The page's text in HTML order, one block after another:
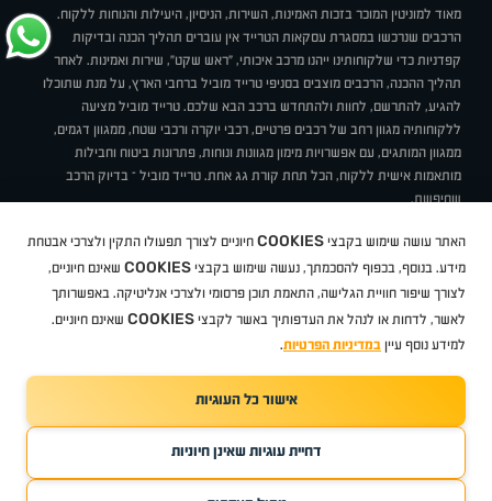
מאוד למוניטין המוכר בזכות האמינות, השירות, הניסיון, היעילות והנוחות ללקוח.
הרכבים שנרכשו במסגרת עסקאות הטרייד אין עוברים תהליך הכנה ובדיקות
קפדניות כדי שלקוחותינו ייהנו מרכב איכותי, "ראש שקט", שירות ואמינות. לאחר
תהליך ההכנה, הרכבים מוצבים בסניפי טרייד מוביל ברחבי הארץ, על מנת שתוכלו
להגיע, להתרשם, לחוות ולהתחדש ברכב הבא שלכם. טרייד מוביל מציעה
ללקוחותיה מגוון רחב של רכבים פרטיים, רכבי יוקרה ורכבי שטח, ממגוון דגמים,
ממגוון המותגים, עם אפשרויות מימון מגוונות ונוחות, פתרונות ביטוח וחבילות
מותאמות אישית ללקוח, הכל תחת קורת גג אחת. טרייד מוביל – בדיוק הרכב
שחיפשת.
תקנוןBUY BACKמבצעיםמגזין טרייד מובילאיך זה עובד? דרושים
ניהול העדפות עוגיות
סיטרואן אופלפיג'וMG
Geelyמזדהבי ווי דיצ'רי טסלהניסאןטויוטהדאצ'יהפולקסווגןטסלה
ב מ וולקסוסאאודיסקודהיונדאירנושברולט
TradeMobile instagram
TradeMobile facebook
כל הזכויות שמורות טרייד מוביל2026
האתר עושה שימוש בקבצי COOKIES חיוניים לצורך תפעולו התקין ולצרכי אבטחת
מידע. בנוסף, בכפוף להסכמתך, נעשה שימוש בקבצי COOKIES שאינם חיוניים,
לצורך שיפור חוויית הגלישה, התאמת תוכן פרסומי ולצרכי אנליטיקה. באפשרותך
לאשר, לדחות או לנהל את העדפותיך באשר לקבצי COOKIES שאינם חיוניים.
למידע נוסף עיין במדיניות הפרטיות.
אישור כל העוגיות
דחיית עוגיות שאינן חיוניות